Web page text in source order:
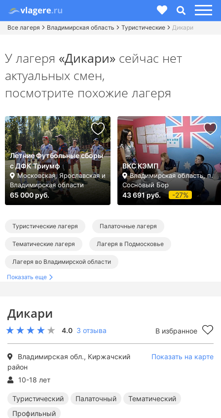
Все лагеря Владимирская область Туристические Дикари
Дикари
4.0 3 отзыва В избранное
Владимирская обл., Киржачский
район
Показать на карте
10-18 лет
Туристический Палаточный
Тематический
Профильный
У лагеря «Дикари» сейчас нет
актуальных смен,
посмотрите похожие лагеря
Летние Футбольные сборы
с ДФК Триумф
Московская, Ярославская и
Владимирская области
65 000 руб.
ВКС КЭМП
Владимирская область, п.
Сосновый Бор
43 691 руб. -27%
Туристические лагеря Палаточные лагеря
Тематические лагеря Лагеря в Подмосковье
Лагеря во Владимирской области
Туристические лагеря в Подмосковье
Тематические лагеря в Подмосковье
Показать еще